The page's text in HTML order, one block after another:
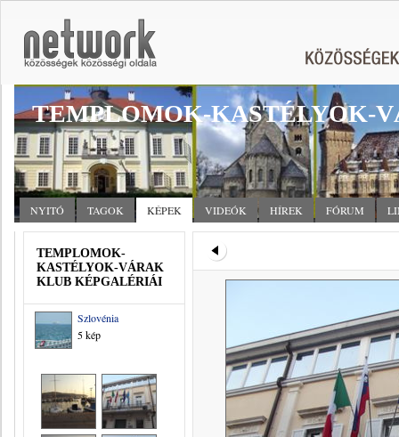
TEMPLOMOK-KASTÉLYOK-
NYITÓ TAGOK KÉPEK VIDEÓK HÍREK FÓRUM
TEMPLOMOK-
KASTÉLYOK-VÁRAK
KLUB KÉPGALÉRIÁI
Szlovénia
5 kép